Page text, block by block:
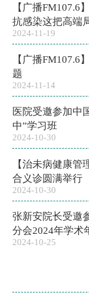
【广播FM107.6
抗感染这把高端
2024-11-19
【广播FM107.6
题
2024-11-14
医院受邀参加中
中”学习班
2024-10-30
【治未病健康
合义诊圆满举行
2024-10-30
张新安院长受邀
分会2024年学术
2024-10-25